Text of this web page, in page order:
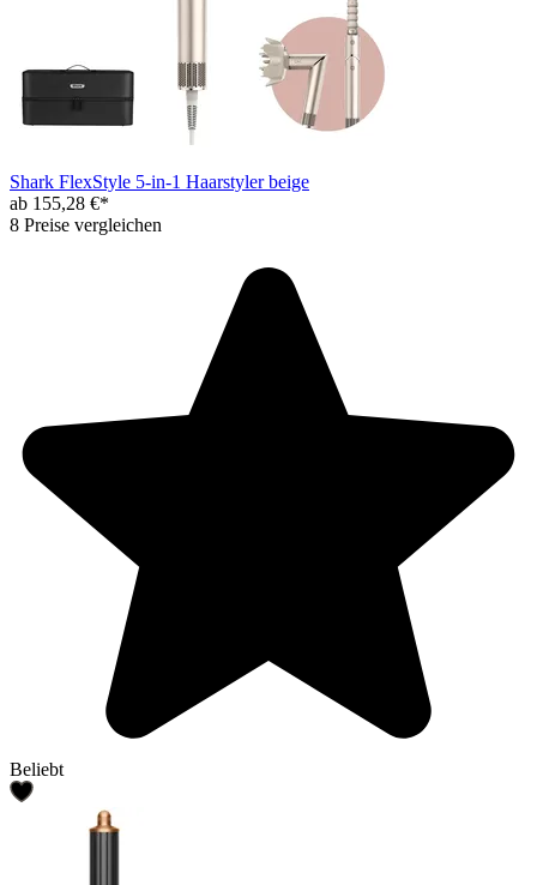
Shark FlexStyle 5-in-1 Haarstyler beige
ab 155,28 €*
8 Preise vergleichen
Beliebt